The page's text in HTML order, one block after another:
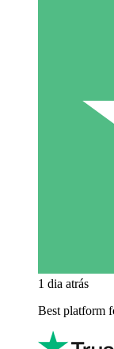
1 dia atrás
Best platform